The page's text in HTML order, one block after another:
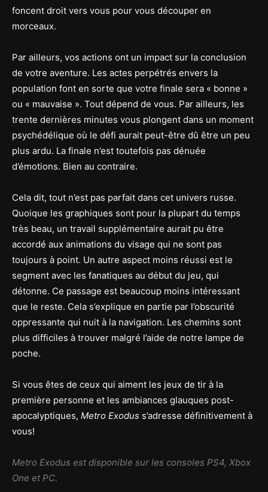
foncent droit vers vous pour vous découper en
morceaux.
Par ailleurs, vos actions ont un impact sur la conclusion
de votre aventure. Les actes perpétrés envers la
population font en sorte que votre finale sera « bonne »
ou « mauvaise ». Tout dépend de vous. Par ailleurs, les
trente dernières minutes vous plongent dans un moment
psychédélique où le défi aurait peut-être dû être un peu
plus ardu. La finale n’est toutefois pas dénuée
d’émotions. Bien au contraire.
Cela dit, tout n’est pas parfait dans cet univers russe.
Quoique les graphiques sont pour la plupart du temps
très beau, un travail supplémentaire aurait pu être
accordé aux animations du visage qui ne sont pas
toujours à point. Un autre aspect moins réussi est le
segment avec les fanatiques au début du jeu, qui
détonne. Ce passage est beaucoup moins intéressant
que le reste. Cela s’explique en partie par l’obscurité
oppressante qui nuit à la navigation. Les chemins sont
plus difficiles à trouver malgré l’aide de notre lampe de
poche.
Si vous êtes de ceux qui aiment les jeux de tir à la
première personne et les ambiances glauques post-
apocalyptiques, Metro Exodus s’adresse définitivement à
vous!
Metro Exodus est disponible sur les consoles PS4, Xbox
One et PC.